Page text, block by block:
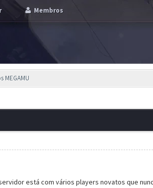
Membros
MEGAMU
está com vários players novatos que